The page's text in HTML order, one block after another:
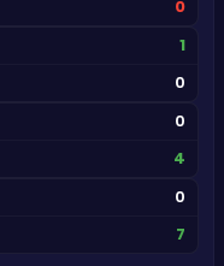
0
1
0
0
4
0
7